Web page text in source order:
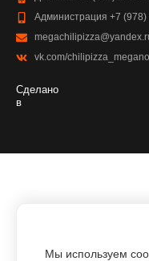
Администрация +7 (978)
vk.com/
Сделано
в
Мы используем